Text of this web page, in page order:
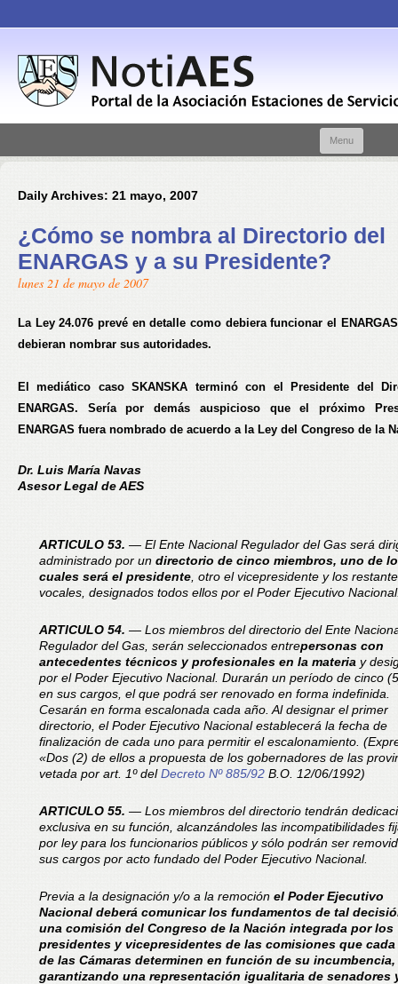
Menu
Daily Archives: 21 mayo, 2007
¿Cómo se nombra al Directorio del
ENARGAS y a su Presidente?
lunes 21 de mayo de 2007
La Ley 24.076 prevé en detalle como debiera funcionar el
debieran nombrar sus autoridades.
El mediático caso SKANSKA terminó con el Presidente del
ENARGAS. Sería por demás auspicioso que el próximo
ENARGAS fuera nombrado de acuerdo a la Ley del Congreso de la
Dr. Luis María Navas
Asesor Legal de AES
ARTICULO 53. — El Ente Nacional Regulador del Gas será
administrado por un directorio de cinco miembros, uno de
cuales será el presidente , otro el vicepresidente y los
vocales, designados todos ellos por el Poder Ejecutivo
ARTICULO 54. — Los miembros del directorio del Ente
Regulador del Gas, serán seleccionados entrepersonas con
antecedentes técnicos y profesionales en la materia y
por el Poder Ejecutivo Nacional. Durarán un período de cinco
en sus cargos, el que podrá ser renovado en forma indefinida.
Cesarán en forma escalonada cada año. Al designar el primer
directorio, el Poder Ejecutivo Nacional establecerá la fecha de
finalización de cada uno para permitir el escalonamiento.
«Dos (2) de ellos a propuesta de los gobernadores de las
vetada por art. 1º delDecreto Nº 885/92 B.O. 12/06/1992)
ARTICULO 55. — Los miembros del directorio tendrán
exclusiva en su función, alcanzándoles las incompatibilidades
por ley para los funcionarios públicos y sólo podrán ser
sus cargos por acto fundado del Poder Ejecutivo Nacional.
Previa a la designación y/o a la remoción el Poder Ejecutivo
Nacional deberá comunicar los fundamentos de tal
una comisión del Congreso de la Nación integrada por los
presidentes y vicepresidentes de las comisiones que cada
de las Cámaras determinen en función de su incumbencia,
garantizando una representación igualitaria de senadores